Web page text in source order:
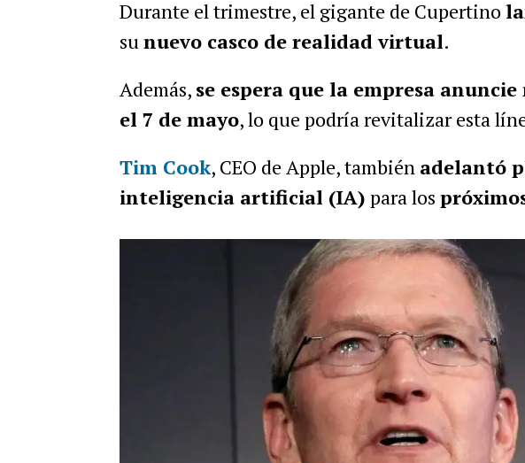
Durante el trimestre, el gigante de Cupertino
sunuevo casco de realidad virtual.
Además, se espera que la empresa
el 7 de mayo, lo que podría revitalizar esta
Tim Cook, CEO de Apple, también adelantó
inteligencia artificial (IA) para los